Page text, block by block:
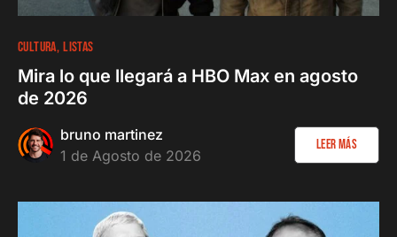
CULTURA LISTAS
Mira lo que llegará a HBO Max en agosto
de 2026
bruno martinez
1 de Agosto de 2026
Leer más